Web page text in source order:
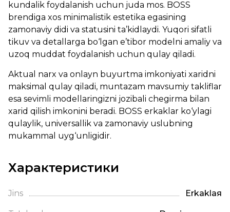
kundalik foydalanish uchun juda mos. BOSS
brendiga xos minimalistik estetika egasining
zamonaviy didi va statusini ta’kidlaydi. Yuqori sifatli
tikuv va detallarga bo‘lgan e’tibor modelni amaliy va
uzoq muddat foydalanish uchun qulay qiladi.
Aktual narx va onlayn buyurtma imkoniyati xaridni
maksimal qulay qiladi, muntazam mavsumiy takliflar
esa sevimli modellaringizni jozibali chegirma bilan
xarid qilish imkonini beradi. BOSS erkaklar ko‘ylagi
qulaylik, universallik va zamonaviy uslubning
mukammal uyg‘unligidir.
Характеристики
Jins Erkaklая